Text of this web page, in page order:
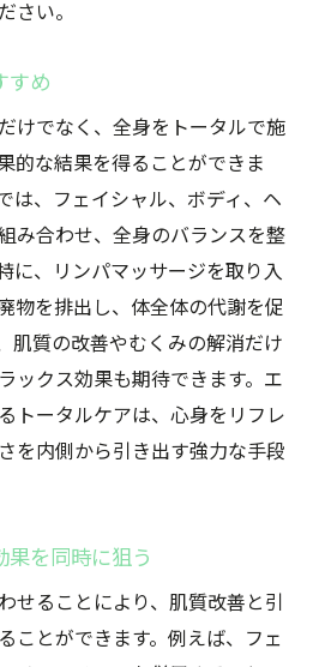
さい。
すめ
けでなく、全身をトータルで施
的な結果を得ることができま
は、フェイシャル、ボディ、ヘ
み合わせ、全身のバランスを整
に、リンパマッサージを取り入
物を排出し、体全体の代謝を促
肌質の改善やむくみの解消だけ
ックス効果も期待できます。エ
トータルケアは、心身をリフレ
を内側から引き出す強力な手段
果を同時に狙う
せることにより、肌質改善と引
ことができます。例えば、フェ